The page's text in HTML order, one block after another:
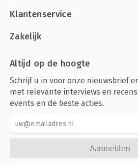
Klantenservice
Zakelijk
Altijd op de hoogte
Schrijf u in voor onze nieuwsbrief
met relevante interviews en
events en de beste acties.
Aanmelden